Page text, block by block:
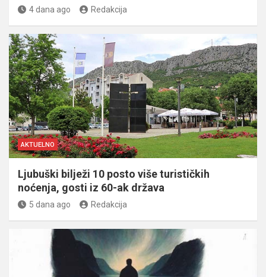
4 dana ago Redakcija
AKTUELNO
Ljubuški bilježi 10 posto više turističkih
noćenja, gosti iz 60-ak država
5 dana ago Redakcija